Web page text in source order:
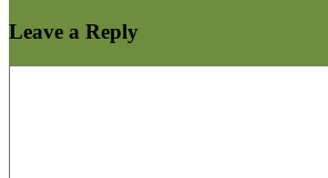
Leave a Reply